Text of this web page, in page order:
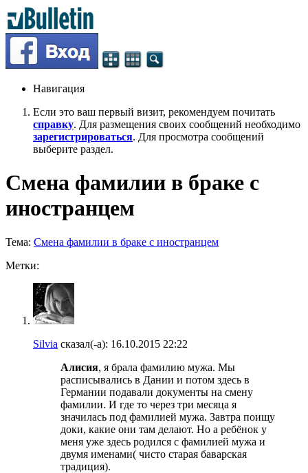
Навигация
Если это ваш первый визит, рекомендуем почитать
справку. Для размещения своих сообщений необходимо
зарегистрироваться. Для просмотра сообщений
выберите раздел.
Смена фамилии в браке с
иностранцем
Тема: Смена фамилии в браке с иностранцем
Метки:
Silvia сказал(-а): 16.10.2015 22:22
Алисия, я брала фамилию мужа. Мы
расписывались в Дании и потом здесь в
Германии подавали документы на смену
фамилии. И где то через три месяца я
значилась под фамилией мужа. Завтра поищу
доки, какие они там делают. Но а ребёнок у
меня уже здесь родился с фамилией мужа и
двумя именами( чисто старая баварская
традиция).